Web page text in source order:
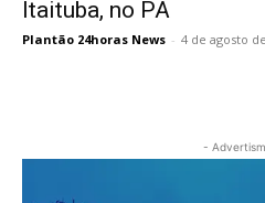
Itaituba, no PA
Plantão 24horas News - 4 de agosto
-